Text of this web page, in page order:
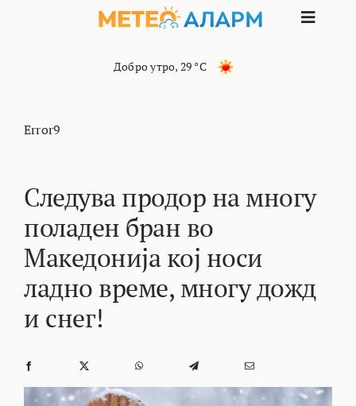
Toggle
КОНТАКТ
МАРКЕТИНГ
Добро утро, 29 °C
Error9
Следува продор на многу
поладен бран во
Македонија кој носи
ладно време, многу дожд
и снег!